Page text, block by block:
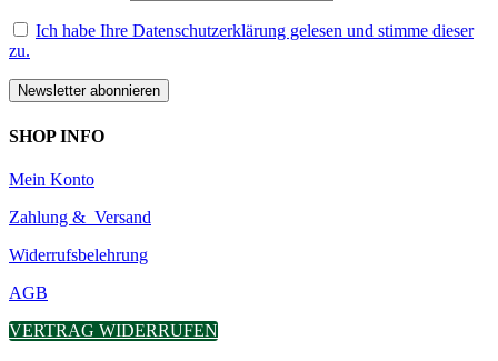
Ich habe Ihre Datenschutzerklärung gelesen und stimme dieser
zu.
SHOP INFO
Mein Konto
Zahlung & Versand
Widerrufsbelehrung
AGB
VERTRAG WIDERRUFEN